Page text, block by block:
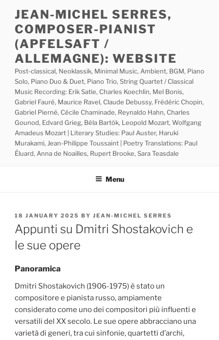
content
JEAN-MICHEL SERRES,
COMPOSER-PIANIST
(APFELSAFT /
ALLEMAGNE): WEBSITE
Post-classical, Neoklassik, Minimal Music, Ambient, BGM, Piano
Solo, Piano Duo & Duet, Piano Trio, String Quartet / Classical
Music Recording: Erik Satie, Charles Koechlin, Mel Bonis,
Gabriel Fauré, Maurice Ravel, Claude Debussy, Frédéric Chopin,
Gabriel Pierné, Cécile Chaminade, Reynaldo Hahn, Charles
Gounod, Edvard Grieg, Béla Bartók, Leopold Mozart, Wolfgang
Amadeus Mozart | Literary Studies: Paul Auster, Haruki
Murakami, Jean-Philippe Toussaint | Poetry Translations: Paul
Éluard, Anna de Noailles, Rupert Brooke, Sara Teasdale
Menu
POSTED
ON
18 JANUARY 2025 BY JEAN-MICHEL SERRES
Appunti su Dmitri Shostakovich e
le sue opere
Panoramica
Dmitri Shostakovich (1906-1975) è stato un
compositore e pianista russo, ampiamente
considerato come uno dei compositori più influenti e
versatili del XX secolo. Le sue opere abbracciano una
varietà di generi, tra cui sinfonie, quartetti d’archi,